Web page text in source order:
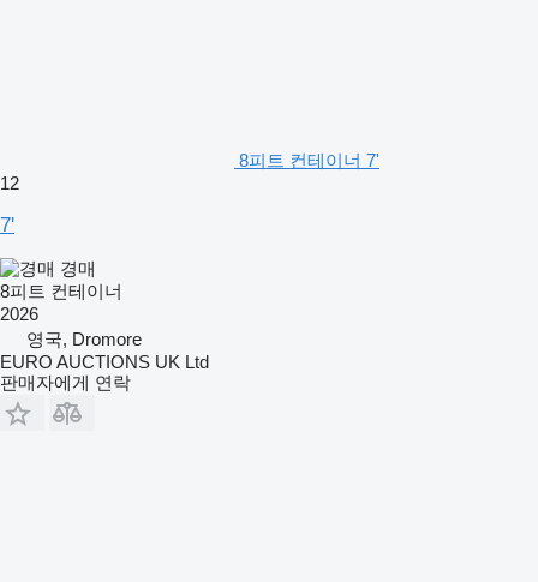
8피트 컨테이너 7'
12
7'
경매
8피트 컨테이너
2026
영국, Dromore
EURO AUCTIONS UK Ltd
판매자에게 연락